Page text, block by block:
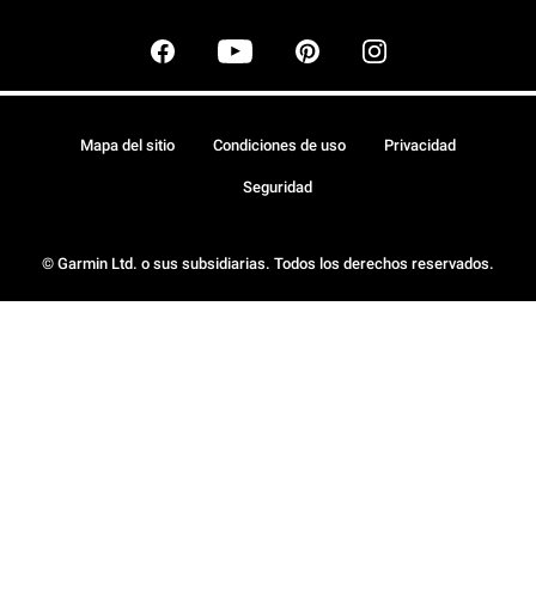
© Garmin Ltd. o sus subsidiarias. Todos los derechos reservados.
Mapa del sitio Condiciones de uso Privacidad
Seguridad